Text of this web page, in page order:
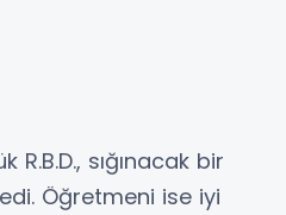
sığınacak bir
Öğretmeni ise iyi